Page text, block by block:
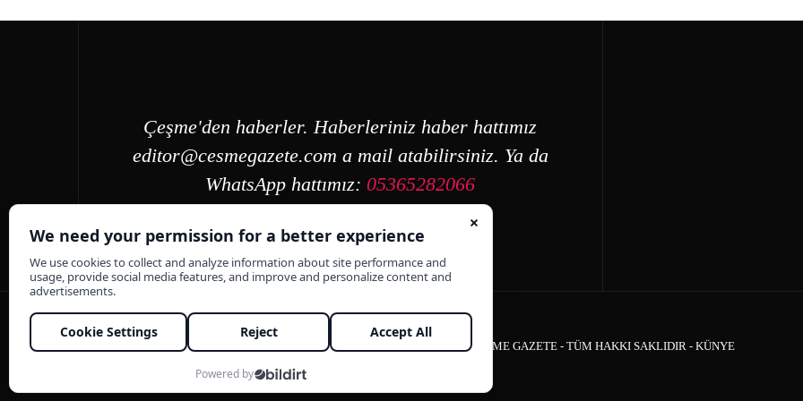
Çeşme'den haberler. Haberleriniz haber hattımız
editor@cesmegazete.com a mail atabilirsiniz. Ya da
WhatsApp hattımız:05365282066
ÇEŞME GAZETE - TÜM HAKKI SAKLIDIR - KÜNYE